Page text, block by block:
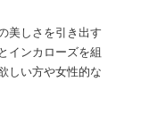
美しさを引き出す
インカローズを組
しい方や女性的な